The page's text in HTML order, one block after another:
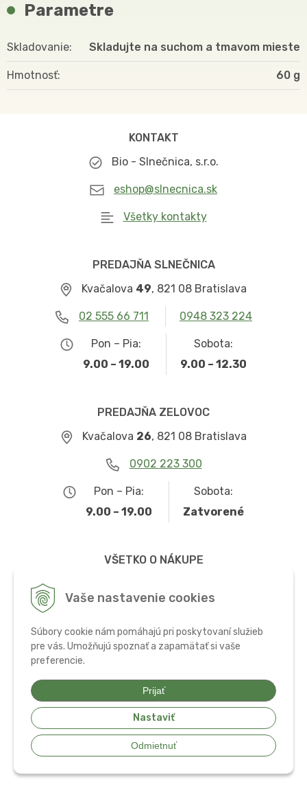
Vaše nastavenie cookies
Súbory cookie nám pomáhajú pri poskytovaní služieb
pre vás. Umožňujú spoznať a zapamätať si vaše
preferencie.
Prijať
Nastaviť
Odmietnuť
Parametre
Skladovanie Skladujte na suchom a tmavom mieste
Hmotnosť 60
KONTAKT
Bio - Slnečnica, s.r.o.
eshop@slnecnica.sk
Všetky kontakty
PREDAJŇA SLNEČNICA
Kvačalova 49, 821 08 Bratislava
02 555 66 711 0948 323 224
Pon – Pia:
9.00 – 19.00
Sobota:
9.00 – 12.30
PREDAJŇA ZELOVOC
Kvačalova 26, 821 08 Bratislava
0902 223 300
Pon – Pia:
9.00 – 19.00
Sobota:
Zatvorené
VŠETKO O NÁKUPE
Ochrana osobných údajov
© 2026 Bio potraviny, zdravá výživa a doplnky • tvorba eshopu cez